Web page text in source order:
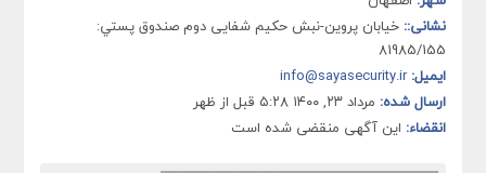
نشانی:: خيابان پروین-نبش حکیم شفایی دوم صندوق پستي:
81985/155
ایمیل: info@sayasecurity.ir
ارسال شده: مرداد ۲۳, ۱۴۰۰ ۵:۲۸ قبل از ظهر
انقضاء: این آگهی منقضی شده است